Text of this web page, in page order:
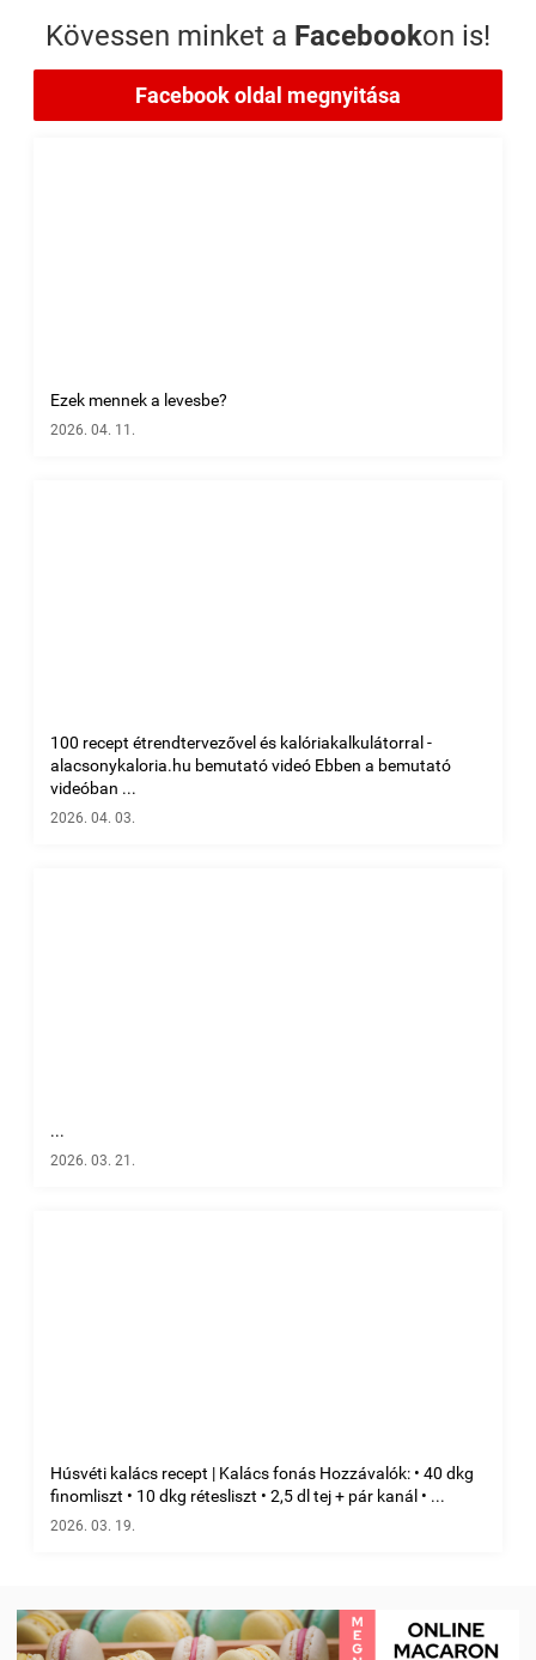
Kövessen minket a Facebookon is!
Facebook oldal megnyitása
Ezek mennek a levesbe?
2026. 04. 11.
100 recept étrendtervezővel és kalóriakalkulátorral -
alacsonykaloria.hu bemutató videó Ebben a bemutató
videóban ...
2026. 04. 03.
...
2026. 03. 21.
Húsvéti kalács recept | Kalács fonás Hozzávalók: • 40 dkg
finomliszt • 10 dkg rétesliszt • 2,5 dl tej + pár kanál • ...
2026. 03. 19.